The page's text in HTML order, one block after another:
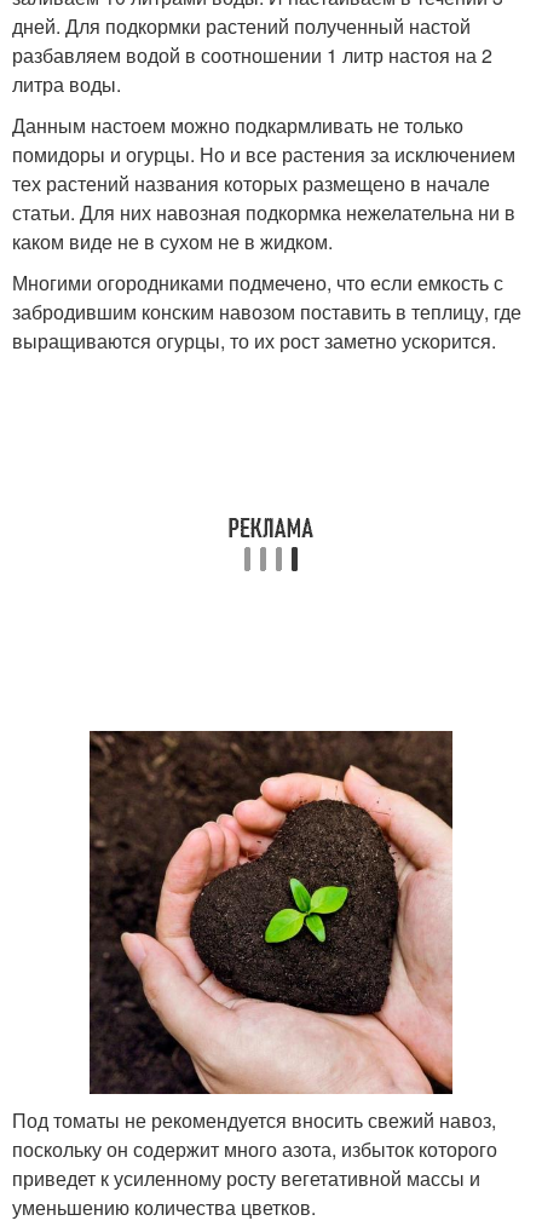
дней. Для подкормки растений полученный настой
разбавляем водой в соотношении 1 литр настоя на 2
литра воды.
Данным настоем можно подкармливать не только
помидоры и огурцы. Но и все растения за исключением
тех растений названия которых размещено в начале
статьи. Для них навозная подкормка нежелательна ни в
каком виде не в сухом не в жидком.
Многими огородниками подмечено, что если емкость с
забродившим конским навозом поставить в теплицу, где
выращиваются огурцы, то их рост заметно ускорится.
Под томаты не рекомендуется вносить свежий навоз,
поскольку он содержит много азота, избыток которого
приведет к усиленному росту вегетативной массы и
уменьшению количества цветков.